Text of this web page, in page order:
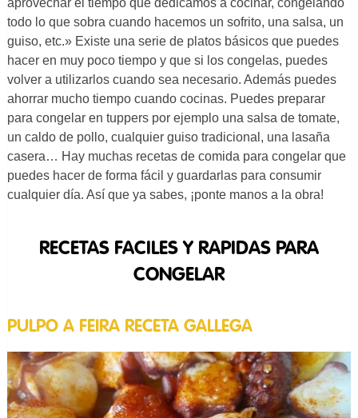
todo lo que sobra cuando hacemos un sofrito, una salsa, un
guiso, etc.» Existe una serie de platos básicos que puedes
hacer en muy poco tiempo y que si los congelas, puedes
volver a utilizarlos cuando sea necesario. Además puedes
ahorrar mucho tiempo cuando cocinas. Puedes preparar
para congelar en tuppers por ejemplo una salsa de tomate,
un caldo de pollo, cualquier guiso tradicional, una lasaña
casera… Hay muchas recetas de comida para congelar que
puedes hacer de forma fácil y guardarlas para consumir
cualquier día. Así que ya sabes, ¡ponte manos a la obra!
RECETAS FACILES Y RAPIDAS PARA
CONGELAR
PULPO A FEIRA RECETA GALLEGA